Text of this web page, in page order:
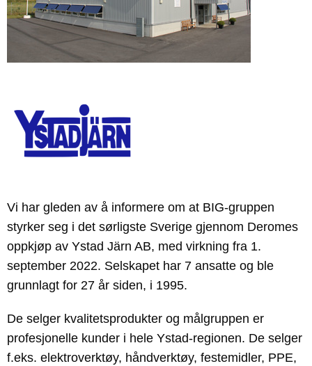
Vi har gleden av å informere om at BIG-gruppen
styrker seg i det sørligste Sverige gjennom Deromes
oppkjøp av Ystad Järn AB, med virkning fra 1.
september 2022. Selskapet har 7 ansatte og ble
grunnlagt for 27 år siden, i 1995.
De selger kvalitetsprodukter og målgruppen er
profesjonelle kunder i hele Ystad-regionen. De selger
f.eks. elektroverktøy, håndverktøy, festemidler, PPE,